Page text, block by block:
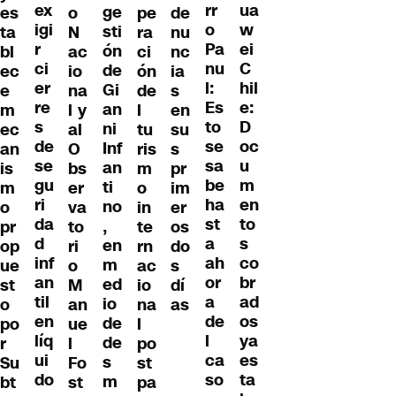
es
ta
bl
ec
e
m
ec
an
is
m
o
pr
op
ue
st
o
po
r
Su
bt
ex
igi
r
ci
er
re
s
de
se
gu
ri
da
d
inf
an
til
en
líq
ui
do
o
N
ac
io
na
l y
al
O
bs
er
va
to
ri
o
M
an
ue
l
Fo
st
ge
sti
ón
de
Gi
an
ni
Inf
an
ti
no
,
en
m
ed
io
de
de
s
m
pe
ra
ci
ón
de
l
tu
ris
m
o
in
te
rn
ac
io
na
l
po
st
pa
de
nu
nc
ia
s
en
su
s
pr
im
er
os
do
s
dí
as
rr
o
Pa
nu
l:
Es
to
se
sa
be
ha
st
a
ah
or
a
de
l
ca
so
ua
w
ei
C
hil
e:
D
oc
u
m
en
to
s
co
br
ad
os
ya
es
ta